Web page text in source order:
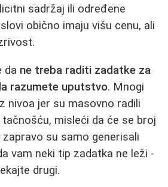
sadržaj ili određene
obično imaju višu cenu, ali
da ne treba raditi zadatke za
razumete uputstvo. Mnogi
nivoa jer su masovno radili
misleći da će se broj
su samo generisali
vam neki tip zadatka ne leži -
drugi.